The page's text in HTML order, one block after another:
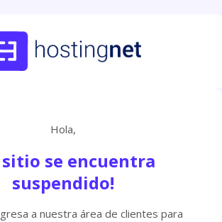
Hola,
sitio se encuentra
suspendido!
a nuestra área de clientes para